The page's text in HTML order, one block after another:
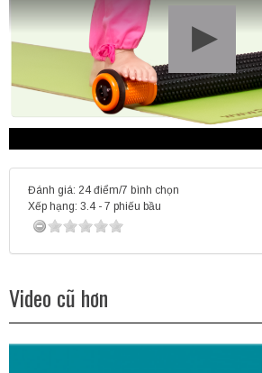
Đánh giá: 24 điểm/7 bình chọn
Xếp hạng: 3.4- 7 phiếu bầu
Video cũ hơn